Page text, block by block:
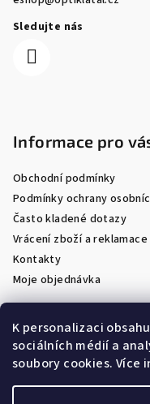
K personalizaci
sociálních médií a
soubory cookies. Více
Sledujte nás
Informace pro
Obchodní podmínky
Podmínky ochrany
Často kladené dotazy
Vrácení zboží a reklamace
Kontakty
Moje objednávka
Facebook